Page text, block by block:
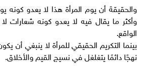
والحقيقة أن يوم المرأة هذا لا يعدو كونه
وأكثر ما يقال فيه لا يعدو كونه شعارات
الواقع.
بينما التكريم الحقيقي للمرأة لا ينبغي أن
نهجًا دائمًا يتغلغل في نسيج القيم والأخلاق.